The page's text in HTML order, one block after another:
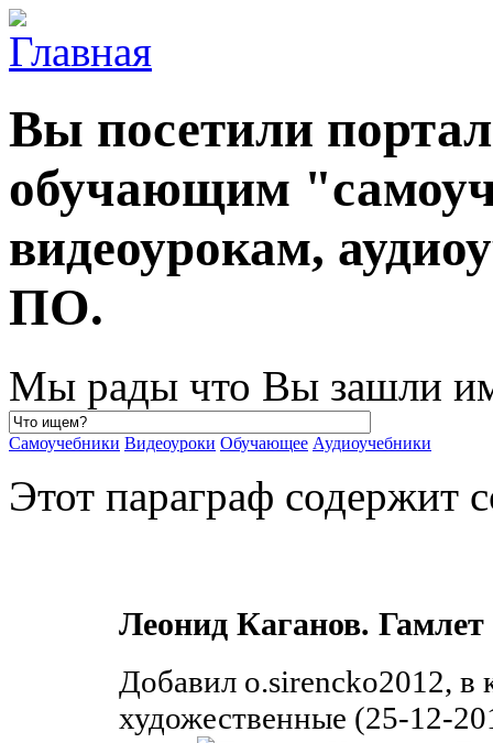
Вы посетили
обучающим
видеоурокам,
ПО.
Мы рады что Вы зашли
Самоучебники Видеоуроки Обучающее Аудиоучебники
Этот параграф содержит
Леонид Каганов.
Добавил o.sirencko2012, в
художественные (25-12-